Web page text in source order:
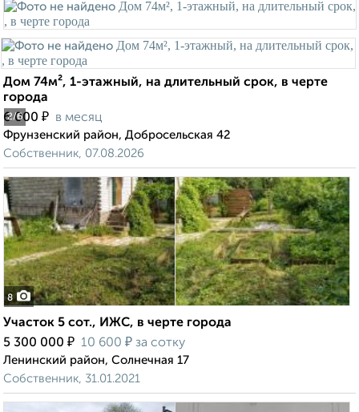
2/6
Дом 74м², 1-этажный, на длительный срок, в черте
города
6 000 ₽ в месяц
Фрунзенский район, Добросельская 42
Собственник, 07.08.2026
8
Участок 5 сот., ИЖС, в черте города
5 300 000 ₽ 10 600 ₽ за сотку
Ленинский район, Солнечная 17
Собственник, 31.01.2021